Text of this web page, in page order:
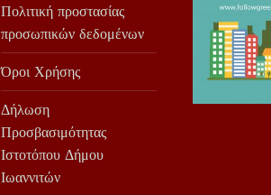
Πολιτική προστασίας
προσωπικών δεδομένων
Όροι Χρήσης
Δήλωση
Προσβασιμότητας
Ιστοτόπου Δήμου
Ιωαννιτών